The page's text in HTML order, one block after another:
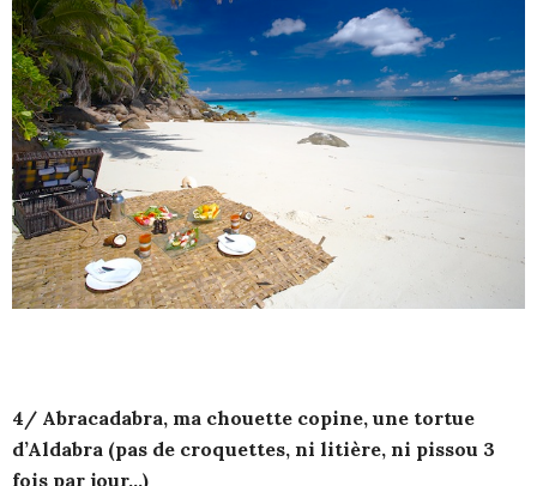
4/ Abracadabra, ma chouette copine, une tortue
d’Aldabra (pas de croquettes, ni litière, ni pissou 3
fois par jour…)